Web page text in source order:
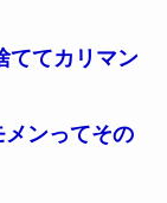
ててカリマン
ンってその